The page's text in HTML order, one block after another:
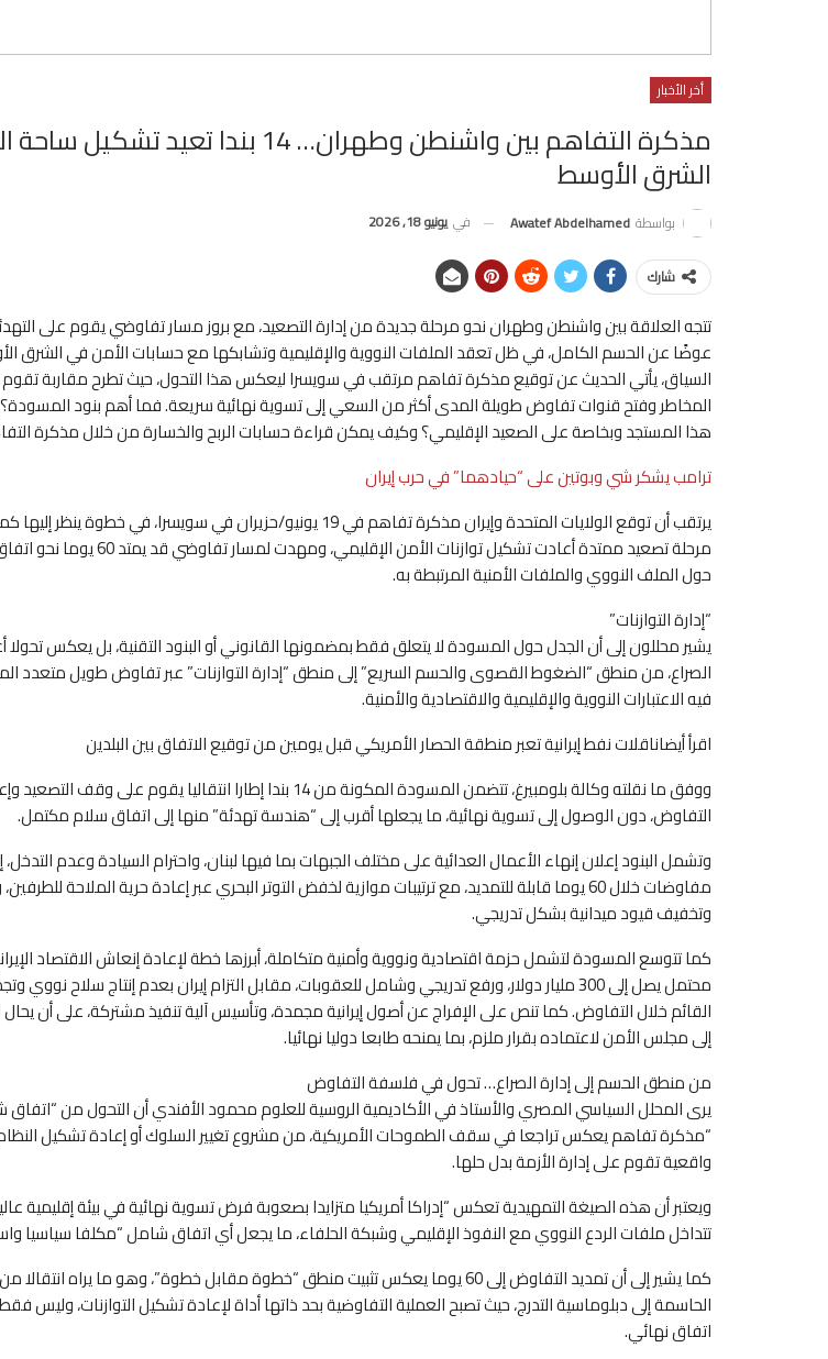
أخر الأخبار
مذكرة التفاهم بين واشنطن وطهران… 14 بندا تعيد
الشرق الأوسط
بواسطة Awatef Abdelhamed في يونيو 18, 2026
شارك
تتجه العلاقة بين واشنطن وطهران نحو مرحلة جديدة من إدارة التصعيد، مع بروز مسار تفاوضي يقوم على
عوضًا عن الحسم الكامل، في ظل تعقد الملفات النووية والإقليمية وتشابكها مع حسابات الأمن في الشرق
السياق، يأتي الحديث عن توقيع مذكرة تفاهم مرتقب في سويسرا ليعكس هذا التحول، حيث تطرح مقاربة
المخاطر وفتح قنوات تفاوض طويلة المدى أكثر من السعي إلى تسوية نهائية سريعة. فما أهم بنود
هذا المستجد وبخاصة على الصعيد الإقليمي؟ وكيف يمكن قراءة حسابات الربح والخسارة من خلال مذكرة
ترامب يشكر شي وبوتين على “حيادهما” في حرب إيران
يرتقب أن توقع الولايات المتحدة وإيران مذكرة تفاهم في 19 يونيو/حزيران في سويسرا، في خطوة
مرحلة تصعيد ممتدة أعادت تشكيل توازنات الأمن الإقليمي،
حول الملف النووي والملفات الأمنية المرتبطة به.
“إدارة التوازنات”
يشير محللون إلى أن الجدل حول المسودة لا يتعلق فقط بمضمونها القانوني أو البنود التقنية، بل يعكس
الصراع، من منطق “الضغوط القصوى والحسم السريع” إلى منطق “إدارة التوازنات” عبر تفاوض طويل متعدد
فيه الاعتبارات النووية والإقليمية والاقتصادية والأمنية.
اقرأ أيضاناقلات نفط إيرانية تعبر منطقة الحصار الأمريكي قبل يومين من توقيع الاتفاق بين البلدين
ووفق ما نقلته وكالة بلومبيرغ، تتضمن المسودة المكونة من 14 بندا إطارا انتقاليا يقوم
التفاوض، دون الوصول إلى تسوية نهائية، ما يجعلها أقرب إلى “هندسة تهدئة” منها إلى اتفاق سلام مكتمل.
وتشمل البنود إعلان إنهاء الأعمال العدائية على مختلف الجبهات بما فيها لبنان، واحترام السيادة وعدم
مفاوضات خلال 60 يوما قابلة للتمديد، مع ترتيبات موازية لخفض التوتر البحري عبر إعادة حرية الملاحة
وتخفيف قيود ميدانية بشكل تدريجي.
كما تتوسع المسودة لتشمل حزمة اقتصادية ونووية وأمنية متكاملة، أبرزها خطة لإعادة إنعاش الاقتصاد
محتمل يصل إلى 300 مليار دولار، ورفع تدريجي وشامل للعقوبات، مقابل التزام إيران بعدم إنتاج سلاح نووي
القائم خلال التفاوض. كما تنص على الإفراج عن أصول إيرانية مجمدة، وتأسيس آلية تنفيذ مشتركة، على أن يحال
إلى مجلس الأمن لاعتماده بقرار ملزم، بما يمنحه طابعا دوليا نهائيا.
من منطق الحسم إلى إدارة الصراع… تحول في فلسفة التفاوض
يرى المحلل السياسي المصري والأستاذ في الأكاديمية الروسية للعلوم محمود الأفندي أن التحول من
“مذكرة تفاهم يعكس تراجعا في سقف الطموحات الأمريكية، من مشروع تغيير السلوك أو إعادة تشكيل النظام
واقعية تقوم على إدارة الأزمة بدل حلها.
ويعتبر أن هذه الصيغة التمهيدية تعكس “إدراكا أمريكيا متزايدا بصعوبة فرض تسوية نهائية في بيئة إقليمية
تتداخل ملفات الردع النووي مع النفوذ الإقليمي وشبكة الحلفاء، ما يجعل أي اتفاق شامل “مكلفا سياسيا
كما يشير إلى أن تمديد التفاوض إلى 60 يوما يعكس تثبيت منطق “خطوة مقابل خطوة”، وهو ما يراه
الحاسمة إلى دبلوماسية التدرج، حيث تصبح العملية التفاوضية بحد ذاتها أداة لإعادة تشكيل التوازنات، وليس
اتفاق نهائي.